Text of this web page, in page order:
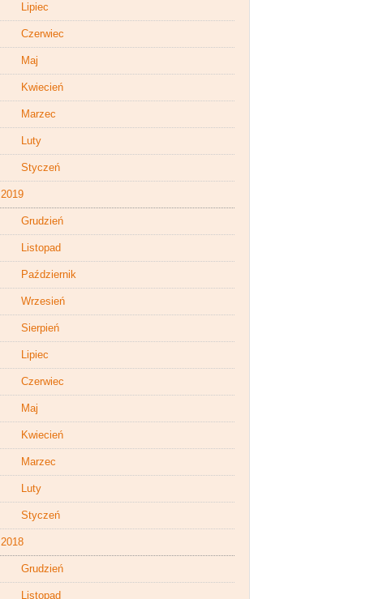
Lipiec
Czerwiec
Maj
Kwiecień
Marzec
Luty
Styczeń
2019
Grudzień
Listopad
Październik
Wrzesień
Sierpień
Lipiec
Czerwiec
Maj
Kwiecień
Marzec
Luty
Styczeń
2018
Grudzień
Listopad